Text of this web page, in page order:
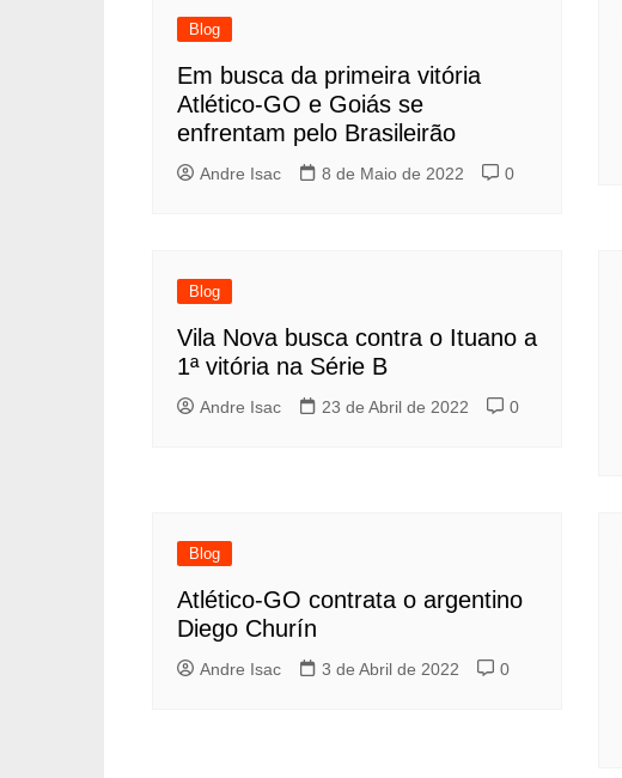
Blog
Em busca da primeira vitória
Atlético-GO e Goiás se
enfrentam pelo Brasileirão
Andre Isac 8 de Maio de 2022 0
Blog
Vila Nova busca contra o Ituano a
1ª vitória na Série B
Andre Isac 23 de Abril de 2022 0
Blog
Atlético-GO contrata o argentino
Diego Churín
Andre Isac 3 de Abril de 2022 0